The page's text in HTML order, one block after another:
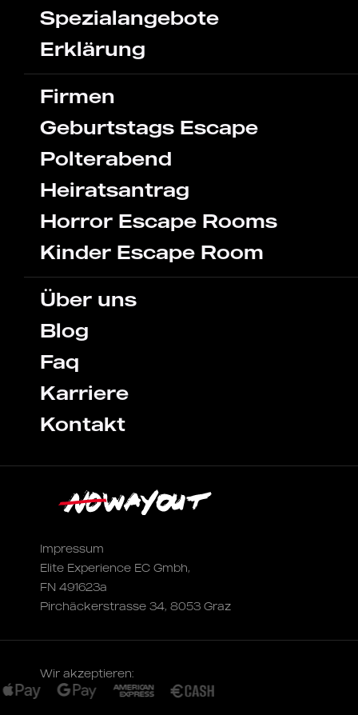
Impressum
Elite Experience EC Gmbh,
FN 491623a
Pirchäckerstrasse 34, 8053 Graz
Spezialangebote
Erklärung
Firmen
Geburtstags Escape
Polterabend
Heiratsantrag
Horror Escape Rooms
Kinder Escape Room
Über uns
Blog
Faq
Karriere
Kontakt
Wir akzeptieren: